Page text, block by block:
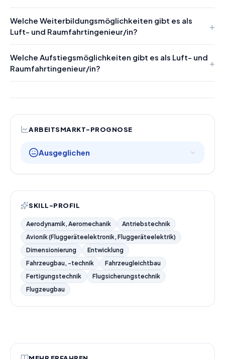
Welche Weiterbildungsmöglichkeiten gibt es als
Luft- und Raumfahrtingenieur/in?
Welche Aufstiegsmöglichkeiten gibt es als Luft- und
Raumfahrtingenieur/in?
ARBEITSMARKT-PROGNOSE
Ausgeglichen
SKILL-PROFIL
Aerodynamik, Aeromechanik
Antriebstechnik
Avionik (Fluggeräteelektronik, Fluggeräteelektrik)
Dimensionierung
Entwicklung
Fahrzeugbau, -technik
Fahrzeugleichtbau
Fertigungstechnik
Flugsicherungstechnik
Flugzeugbau